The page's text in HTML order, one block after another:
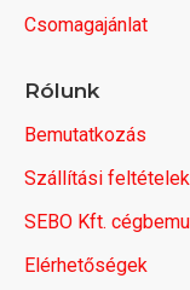
Csomagajánlat
Rólunk
Bemutatkozás
Szállítási feltételek
SEBO Kft.
Elérhetőségek